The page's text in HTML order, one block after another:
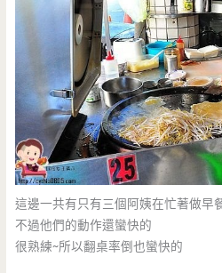
這邊一共有只有三個阿姨在忙著做早
不過他們的動作還蠻快的
很熟練~所以翻桌率倒也蠻快的